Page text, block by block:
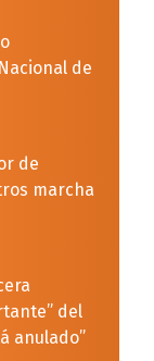
de
de
marcha
del
anulado”